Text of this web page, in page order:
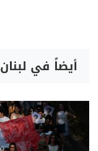
أيضاً في لبنان